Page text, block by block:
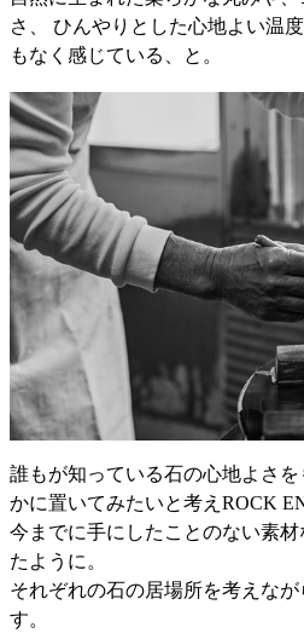
さ、 ひんやりとした心地よい温
もなく感じている、と。
誰もが知っている石の心地よさ
かに置いてみたいと考えROCK
今までに手にしたことのない素
たように。
それぞれの石の居場所を考えな
す。